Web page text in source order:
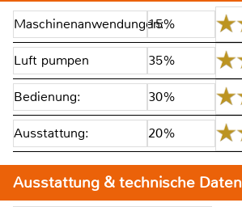
Maschinenanwendungen:
15%
Luft pumpen 35%
Bedienung: 30%
Ausstattung: 20%
Ausstattung & technische Daten